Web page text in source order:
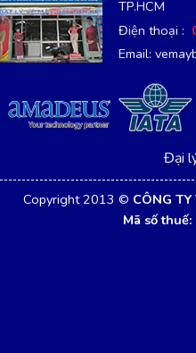
TP.HCM
Điện thoại :
Email:
Đại
Copyright 2013 © CÔNG
Mã số